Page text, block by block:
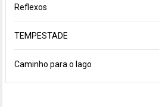
Reflexos
TEMPESTADE
Caminho para o lago